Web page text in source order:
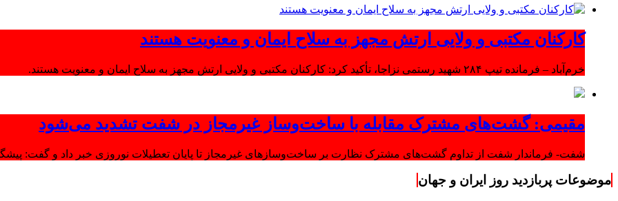
کارکنان مکتبی و ولایی ارتش مجهز به سلاح ایمان و معنویت هستند
خرم‌آباد – فرمانده تیپ ۲۸۴ شهید رستمی نزاجا، تأکید کرد: کارکنان مکتبی و ولایی ارتش مجهز به سلاح ایمان و معنویت هستند.
مقیمی: گشت‌های مشترک مقابله با ساخت‌وساز غیرمجاز در شفت تشدید می‌شود
شفت- فرماندار شفت از تداوم گشت‌های مشترک نظارت بر ساخت‌وسازهای غیرمجاز تا پایان تعطیلات نوروزی خبر داد و گفت:
موضوعات پربازدید روز ایران و جهان